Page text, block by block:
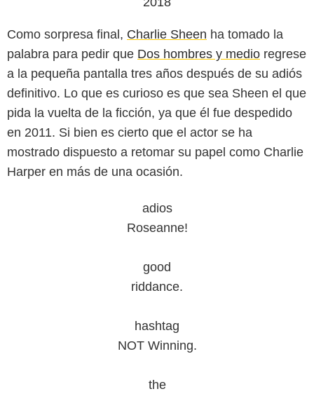
Como sorpresa final, Charlie Sheen ha tomado la
palabra para pedir que Dos hombres y medio regrese
a la pequeña pantalla tres años después de su adiós
definitivo. Lo que es curioso es que sea Sheen el que
pida la vuelta de la ficción, ya que él fue despedido
en 2011. Si bien es cierto que el actor se ha
mostrado dispuesto a retomar su papel como Charlie
Harper en más de una ocasión.
adios
Roseanne!
good
riddance.
hashtag
NOT Winning.
the